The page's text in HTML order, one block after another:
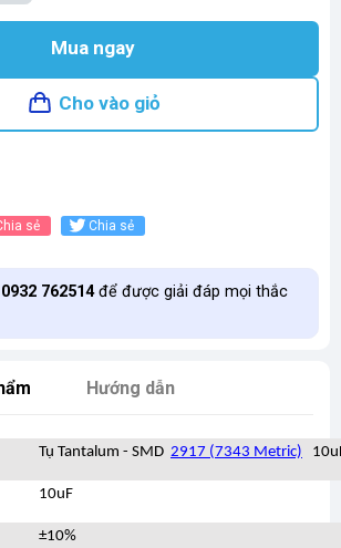
Mua ngay
Cho vào giỏ
sẻ Chia sẻ
0932 762514để được giải đáp mọi thắc
Hướng dẫn
Tụ Tantalum - SMD 2917 (7343 Metric) 10
10uF
±10%